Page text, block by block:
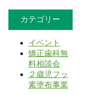
カテゴリー
イベント
矯正歯科無
料相談会
２歳児フッ
素塗布事業